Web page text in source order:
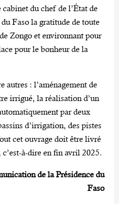
du chef de l’État de
Faso la gratitude de toute
Zongo et environnant pour
pour le bonheur de la
autres : l’aménagement de
irrigué, la réalisation d’un
par deux
d’irrigation, des pistes
cet ouvrage doit être livré
c’est-à-dire en fin avril 2025.
de la Présidence du
Faso